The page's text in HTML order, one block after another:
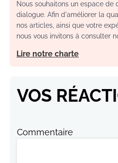
Nous souhaitons un espace de
dialogue. Afin d'améliorer la
nos articles, ainsi que votre
nous vous invitons à consulter
Lire notre charte
VOS
Commentaire